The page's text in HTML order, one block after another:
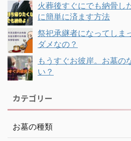
火葬後すぐにでも納骨し
に簡単に済ます方法
祭祀承継者になってしま
ダメなの？
もうすぐお彼岸。お墓の
い？
カテゴリー
お墓の種類